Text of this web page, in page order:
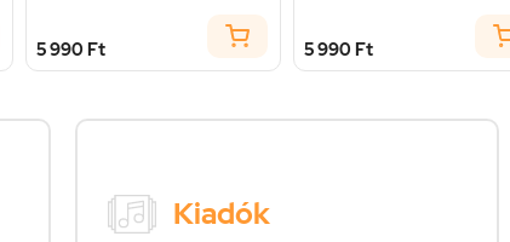
5 990 Ft 5 990 Ft
Kiadók